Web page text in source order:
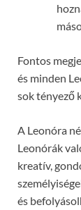
Fontos
és minden
sok tényező
A Leonóra
Leonórák
kreatív,
és